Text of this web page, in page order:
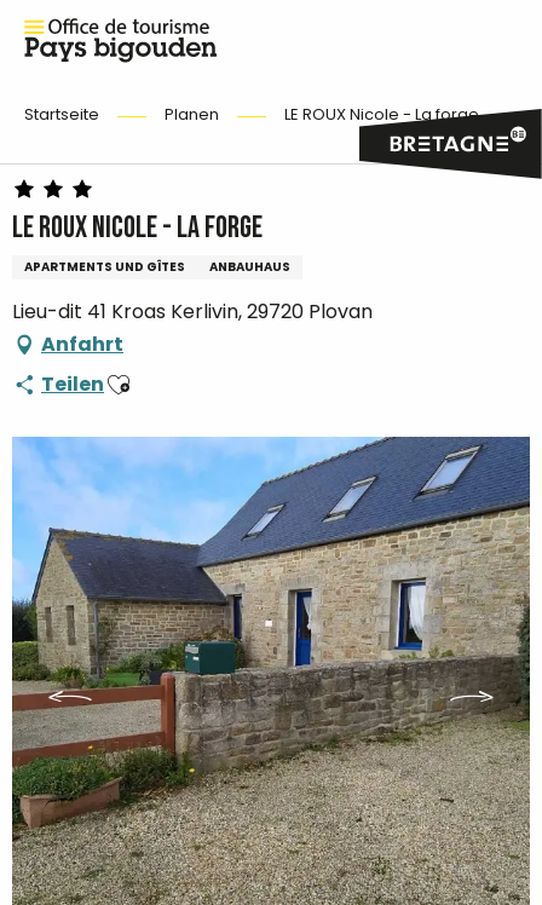
Startseite Planen LE ROUX Nicole - La forge
LE ROUX Nicole - La forge
APARTMENTS UND GÎTES ANBAUHAUS
Lieu-dit 41 Kroas Kerlivin, 29720 Plovan
Anfahrt
TeilenAjouter aux favoris